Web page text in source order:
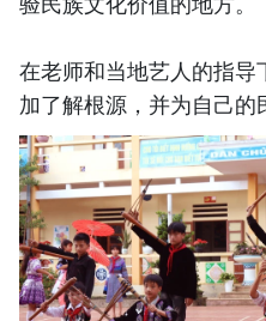
在老师和当地艺人的指
加了解根源，并为自己的